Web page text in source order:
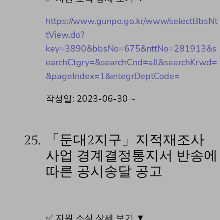
https://www.gunpo.go.kr/www/selectBbsNt
tView.do?
key=3890&bbsNo=675&nttNo=281913&s
earchCtgry=&searchCnd=all&searchKrwd=
&pageIndex=1&integrDeptCode=
작성일: 2023-06-30 ~
25.
「둔대2지구」지적재조사
사업 경계결정통지서 반송에
따른 공시송달 공고